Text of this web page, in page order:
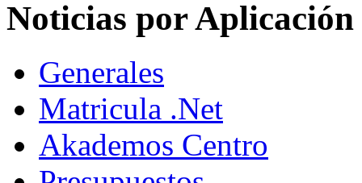
Noticias por Aplicación
Generales
Matricula .Net
Akademos Centro